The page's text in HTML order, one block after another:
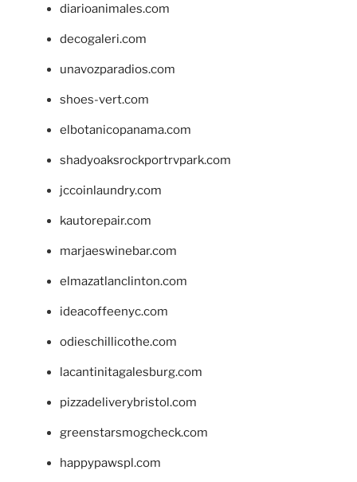
diarioanimales.com
decogaleri.com
unavozparadios.com
shoes-vert.com
elbotanicopanama.com
shadyoaksrockportrvpark.com
jccoinlaundry.com
kautorepair.com
marjaeswinebar.com
elmazatlanclinton.com
ideacoffeenyc.com
odieschillicothe.com
lacantinitagalesburg.com
pizzadeliverybristol.com
greenstarsmogcheck.com
happypawspl.com